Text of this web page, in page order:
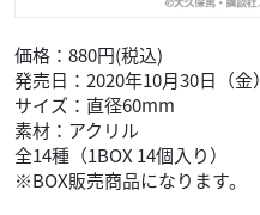
価格：880円(税込)
発売日：2020年10月30日（金）
サイズ：直径60mm
素材：アクリル
全14種（1BOX 14個入り）
※BOX販売商品になります。